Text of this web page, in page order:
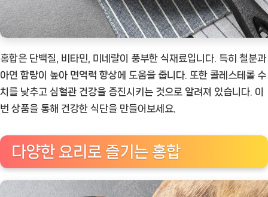
홍합은 단백질, 비타민, 미네랄이 풍부한 식재료입니다. 특히 철분과
아연 함량이 높아 면역력 향상에 도움을 줍니다. 또한 콜레스테롤 수
치를 낮추고 심혈관 건강을 증진시키는 것으로 알려져 있습니다. 이
번 상품을 통해 건강한 식단을 만들어보세요.
다양한 요리로 즐기는 홍합